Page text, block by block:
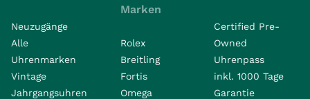
Neuzugänge
Alle
Uhrenmarken
Vintage
Jahrgangsuhren
Marken
Rolex
Breitling
Fortis
Omega
Certified Pre-
Owned
Uhrenpass
inkl. 1000 Tage
Garantie